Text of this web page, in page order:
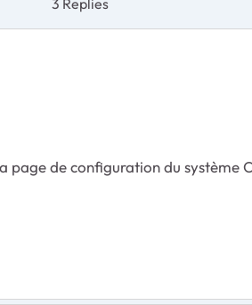
3 Replies
page de configuration du système